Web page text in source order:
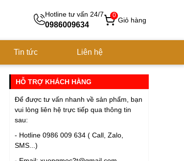
Hotline tư vấn 24/7
0986009634
0
Giỏ hàng
Tin tức Liên hệ
HỖ TRỢ KHÁCH HÀNG
Để được tư vấn nhanh về sản phẩm, bạn
vui lòng liên hệ trực tiếp qua thông tin
sau:
- Hotline 0986 009 634 ( Call, Zalo,
SMS...)